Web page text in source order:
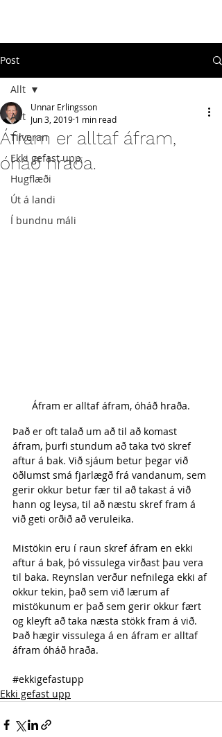
Post
Allt
Tilveran
Ekki gefast upp
Hugflæði
Út á landi
Í bundnu máli
Allt
Áfram er alltaf áfram,
óháð hraða.
Unnar Erlingsson
Jun 3, 2019 1 min read
Áfram er alltaf áfram, óháð hraða.
Það er oft talað um að til að komast
áfram, þurfi stundum að taka tvö skref
aftur á bak. Við sjáum betur þegar við
öðlumst smá fjarlægð frá vandanum, sem
gerir okkur betur fær til að takast á við
hann og leysa, til að næstu skref fram á
við geti orðið að veruleika.
Mistökin eru í raun skref áfram en ekki
aftur á bak, þó vissulega virðast þau vera
til baka. Reynslan verður nefnilega ekki af
okkur tekin, það sem við lærum af
mistökunum er það sem gerir okkur fært
og kleyft að taka næsta stökk fram á við.
Það hægir vissulega á en áfram er alltaf
áfram óháð hraða.
#ekkigefastupp
Ekki gefast upp